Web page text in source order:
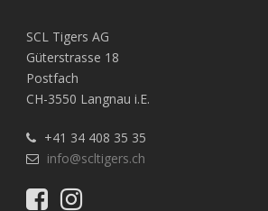
SCL Tigers AG
Güterstrasse 18
Postfach
CH-3550 Langnau i.E.
+41 34 408 35 35
info@scltigers.ch